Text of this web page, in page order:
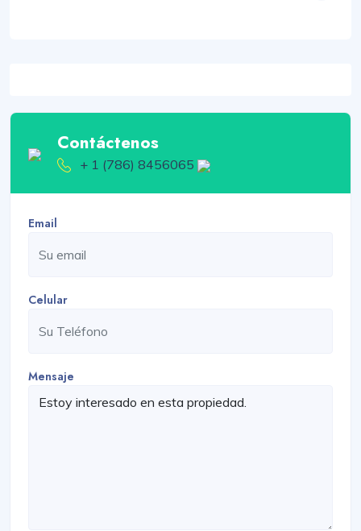
Contáctenos
+ 1 (786) 8456065
Email
Celular
Mensaje